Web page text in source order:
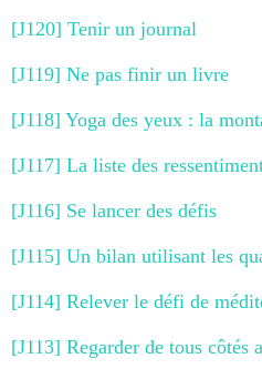
[J120] Tenir un journal
[J119] Ne pas finir un livre
[J118] Yoga des yeux : la
[J117] La liste des
[J116] Se lancer des défis
[J115] Un bilan utilisant les
[J114] Relever le défi de
[J113] Regarder de tous côtés